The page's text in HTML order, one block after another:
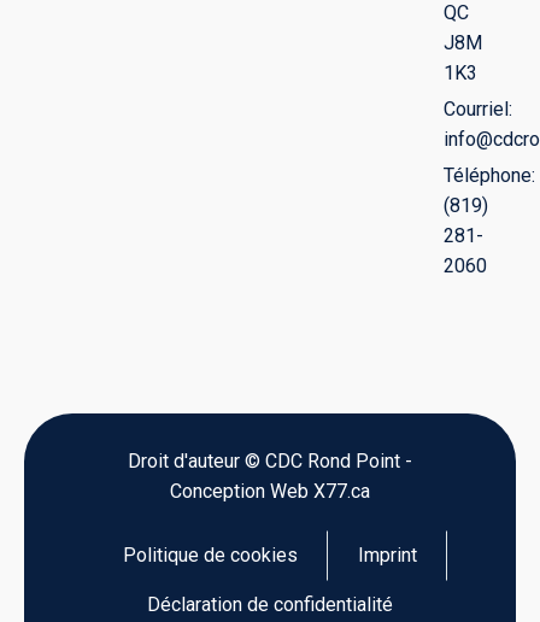
QC
J8M
1K3
Courriel:
Téléphone:
(819)
281-
2060
Droit d'auteur © CDC Rond Point -
Conception Web X77.ca
Politique de cookies Imprint
Déclaration de confidentialité